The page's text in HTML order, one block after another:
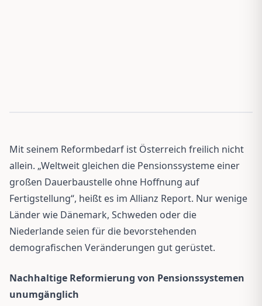
Mit seinem Reformbedarf ist Österreich freilich nicht
allein. „Weltweit gleichen die Pensionssysteme einer
großen Dauerbaustelle ohne Hoffnung auf
Fertigstellung“, heißt es im Allianz Report. Nur wenige
Länder wie Dänemark, Schweden oder die
Niederlande seien für die bevorstehenden
demografischen Veränderungen gut gerüstet.
Nachhaltige Reformierung von Pensionssystemen
unumgänglich